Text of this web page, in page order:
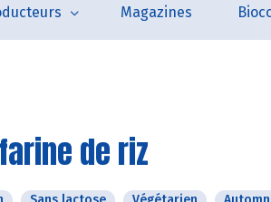
Magazines
de riz